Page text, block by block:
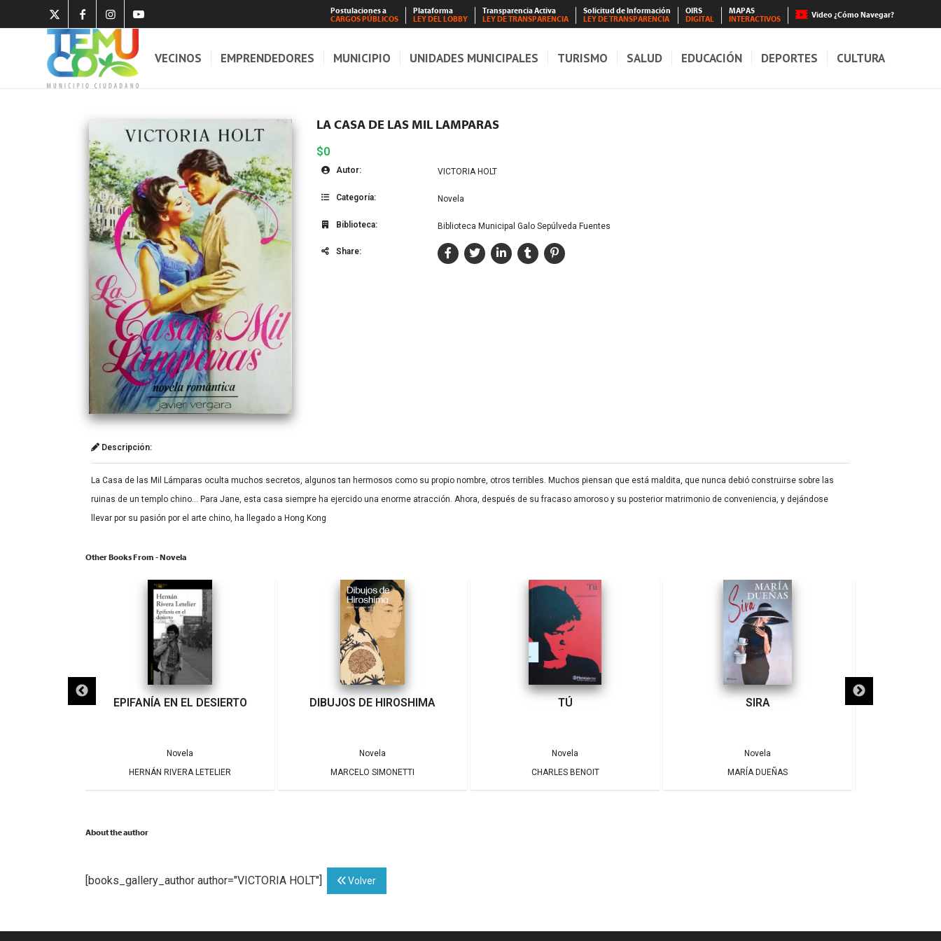
Postulaciones a
CARGOS PÚBLICOS
Plataforma
LEY DEL LOBBY
Transparencia Activa
LEY DE TRANSPARENCIA
Solicitud de Información
LEY DE TRANSPARENCIA
OIRS
DIGITAL
MAPAS
INTERACTIVOS
Video ¿Cómo Navegar?
VECINOS EMPRENDEDORES MUNICIPIO UNIDADES MUNICIPALES TURISMO SALUD EDUCACIÓN DEPORTES CULTURA
LA CASA DE LAS MIL LAMPARAS
$0
Autor: VICTORIA HOLT
Categoría: Novela
Biblioteca: Biblioteca Municipal Galo Sepúlveda Fuentes
Share:
Descripción:
La Casa de las Mil Lámparas oculta muchos secretos, algunos tan hermosos como su propio nombre, otros terribles. Muchos piensan que está maldita, que nunca debió construirse sobre las
ruinas de un templo chino… Para Jane, esta casa siempre ha ejercido una enorme atracción. Ahora, después de su fracaso amoroso y su posterior matrimonio de conveniencia, y dejándose
llevar por su pasión por el arte chino, ha llegado a Hong Kong
Other Books From - Novela
EPIFANÍA EN EL DESIERTO
Novela
HERNÁN RIVERA LETELIER
DIBUJOS DE HIROSHIMA
Novela
MARCELO SIMONETTI
TÚ
Novela
CHARLES BENOIT
SIRA
Novela
MARÍA DUEÑAS
About the author
[books_gallery_author author="VICTORIA HOLT"] Volver